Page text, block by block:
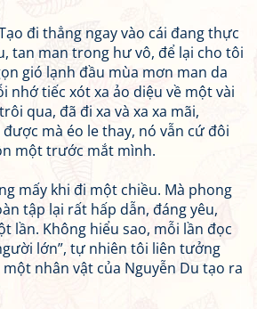
đi thẳng ngay vào cái đang thực
tan man trong hư vô, để lại cho tôi
gió lạnh đầu mùa mơn man da
nhớ tiếc xót xa ảo diệu về một vài
qua, đã đi xa và xa xa mãi,
mà éo le thay, nó vẫn cứ đôi
một trước mắt mình.
mấy khi đi một chiều. Mà phong
tập lại rất hấp dẫn, đáng yêu,
lần. Không hiểu sao, mỗi lần đọc
lớn”, tự nhiên tôi liên tưởng
nhân vật của Nguyễn Du tạo ra